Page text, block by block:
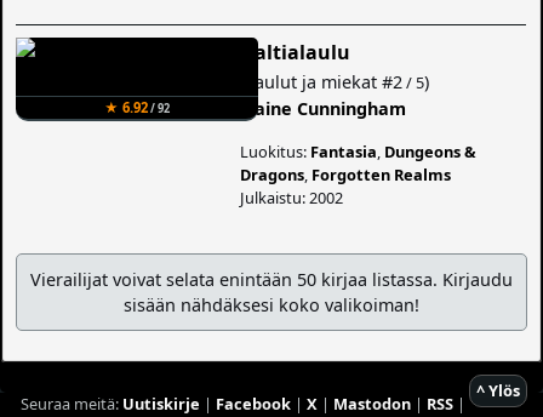
★ 6.92/ 92
Haltialaulu
Laulut ja miekat #2 / 5)
Elaine Cunningham
Luokitus: Fantasia Dungeons &
Dragons Forgotten Realms
Julkaistu: 2002
Vierailijat voivat selata enintään 50 kirjaa listassa. Kirjaudu
sisään nähdäksesi koko valikoiman!
^ Ylös
Seuraa meitä: Uutiskirje | Facebook| X | Mastodon| RSS|